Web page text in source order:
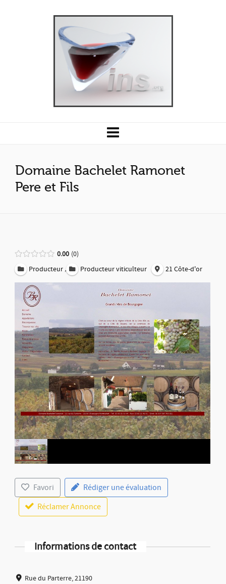
Domaine Bachelet Ramonet
Pere et Fils
0.00 0
Producteur , Producteur viticulteur 21 Côte-d'or
Favori
Rédiger une évaluation
Réclamer Annonce
Informations de contact
Rue du Parterre, 21190